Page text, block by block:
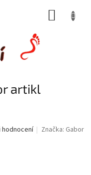
artikl
Značka: Gabor